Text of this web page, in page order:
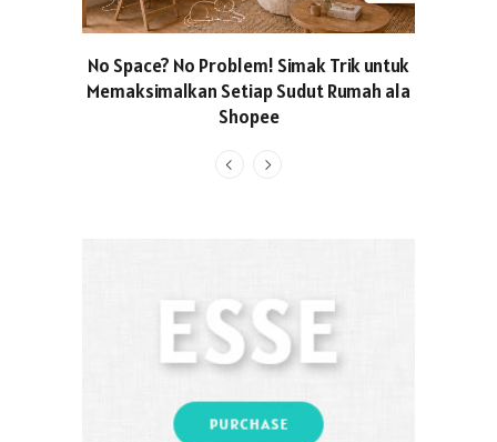
No Space? No Problem! Simak Trik untuk
Memaksimalkan Setiap Sudut Rumah ala
Shopee